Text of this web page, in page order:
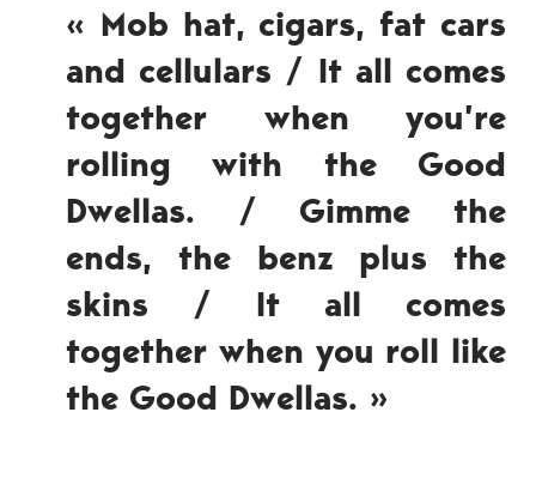
« Mob hat, cigars, fat cars
and cellulars / It all comes
together when you’re
rolling with the Good
Dwellas. / Gimme the
ends, the benz plus the
skins / It all comes
together when you roll like
the Good Dwellas. »